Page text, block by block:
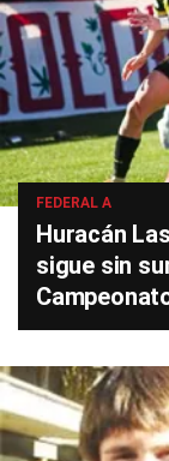
FEDERAL A
Huracán
sigue sin